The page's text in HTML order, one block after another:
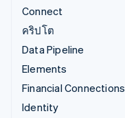
Connect
คริปโต
Data Pipeline
Elements
Financial Connections
Identity